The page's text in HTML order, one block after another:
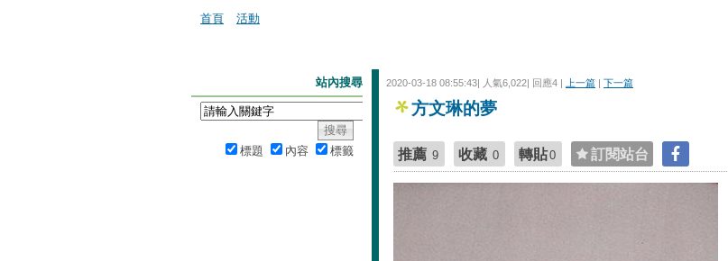
首頁 活動
2020-03-18 08:55:43| 人氣6,022| 回應4 | 上一篇 | 下一篇
方文琳的夢
推薦 9 收藏 0 轉貼0 訂閱站台
站內搜尋
標題 內容 標籤